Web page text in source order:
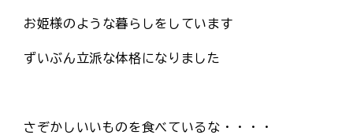
お姫様のような暮らしをしています
ずいぶん立派な体格になりました
さぞかしいいものを食べているな・・・・